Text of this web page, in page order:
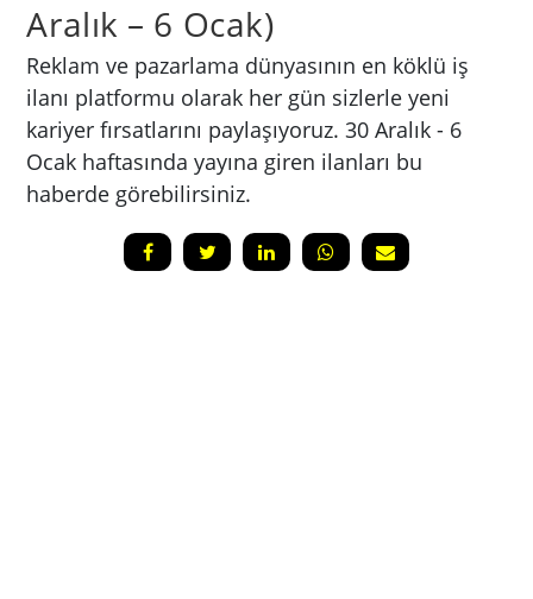
Aralık – 6 Ocak)
Reklam ve pazarlama dünyasının en köklü iş
ilanı platformu olarak her gün sizlerle yeni
kariyer fırsatlarını paylaşıyoruz. 30 Aralık - 6
Ocak haftasında yayına giren ilanları bu
haberde görebilirsiniz.